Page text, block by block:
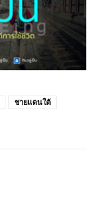
ชายแดนใต้